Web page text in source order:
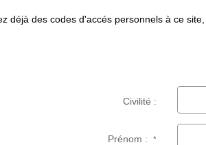
déjà des codes d'accés personnels à ce
Civilité :
Prénom :*